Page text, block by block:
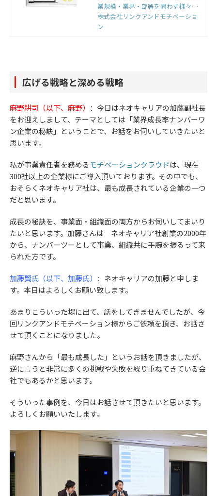
業規模・業界・部署を問わず様々な
組織から選ばれる理由とは。機能・
効果・実績など、モチベーションク
株式会社リンクアンドモチベーショ
ン
広げる戦略と深める戦略
麻野耕司（以下、麻野）
：今日はネオキャリアの加藤副社長
をお迎えしまして、テーマとしては「業界成長率ナンバーワ
ン企業の秘訣」ということで、お話をお伺いしていきたいと
思います。
私が事業責任者を務めるモチベーションクラウドは、現在
300社以上の企業様にご導入頂いております。その中でも、
おそらくネオキャリア社は、最も成長されている企業の一つ
だと思います。
成長の秘訣を、事業面・組織面の両方からお伺いしてまいり
たいと思います。加藤さんは ネオキャリア社創業の2000年
から、ナンバーツーとして事業、組織共に手腕を振るって来
られた方です。
加藤賢氏（以下、加藤氏）
：ネオキャリアの加藤と申しま
す。本日はよろしくお願い致します。
あまりこういった場に出て、話をしてきませんでしたが、今
回リンクアンドモチベーション様からご依頼を頂き、お話さ
せて頂くことになりました。
麻野さんから「最も成長した」というお話を頂きましたが、
逆に言うと非常に多くの挑戦や失敗を繰り重ねてきている会
社でもあるかと思います。
そういった事例を、今日はお話させて頂きたいと思います。
よろしくお願いいたします。